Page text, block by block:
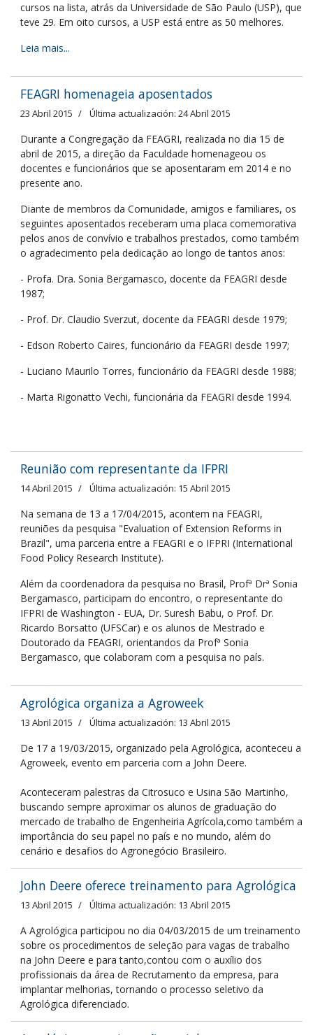
cursos na lista, atrás da Universidade de São Paulo (USP), que
teve 29. Em oito cursos, a USP está entre as 50 melhores.
Leia mais...
FEAGRI homenageia aposentados
23 Abril 2015 Última actualización: 24 Abril 2015
Durante a Congregação da FEAGRI, realizada no dia 15 de
abril de 2015, a direção da Faculdade homenageou os
docentes e funcionários que se aposentaram em 2014 e no
presente ano.
Diante de membros da Comunidade, amigos e familiares, os
seguintes aposentados receberam uma placa comemorativa
pelos anos de convívio e trabalhos prestados, como também
o agradecimento pela dedicação ao longo de tantos anos:
- Profa. Dra. Sonia Bergamasco, docente da FEAGRI desde
1987;
- Prof. Dr. Claudio Sverzut, docente da FEAGRI desde 1979;
- Edson Roberto Caires, funcionário da FEAGRI desde 1997;
- Luciano Maurilo Torres, funcionário da FEAGRI desde 1988;
- Marta Rigonatto Vechi, funcionária da FEAGRI desde 1994.
Reunião com representante da IFPRI
14 Abril 2015 Última actualización: 15 Abril 2015
Na semana de 13 a 17/04/2015, acontem na FEAGRI,
reuniões da pesquisa "Evaluation of Extension Reforms in
Brazil", uma parceria entre a FEAGRI e o IFPRI (International
Food Policy Research Institute).
Além da coordenadora da pesquisa no Brasil, Profª Drª Sonia
Bergamasco, participam do encontro, o representante do
IFPRI de Washington - EUA, Dr. Suresh Babu, o Prof. Dr.
Ricardo Borsatto (UFSCar) e os alunos de Mestrado e
Doutorado da FEAGRI, orientandos da Profª Sonia
Bergamasco, que colaboram com a pesquisa no país.
Agrológica organiza a Agroweek
13 Abril 2015 Última actualización: 13 Abril 2015
De 17 a 19/03/2015, organizado pela Agrológica, aconteceu a
Agroweek, evento em parceria com a John Deere.
Aconteceram palestras da Citrosuco e Usina São Martinho,
buscando sempre aproximar os alunos de graduação do
mercado de trabalho de Engenheiria Agrícola,como também a
importância do seu papel no país e no mundo, além do
cenário e desafios do Agronegócio Brasileiro.
John Deere oferece treinamento para Agrológica
13 Abril 2015 Última actualización: 13 Abril 2015
A Agrológica participou no dia 04/03/2015 de um treinamento
sobre os procedimentos de seleção para vagas de trabalho
na John Deere e para tanto,contou com o auxílio dos
profissionais da área de Recrutamento da empresa, para
implantar melhorias, tornando o processo seletivo da
Agrológica diferenciado.